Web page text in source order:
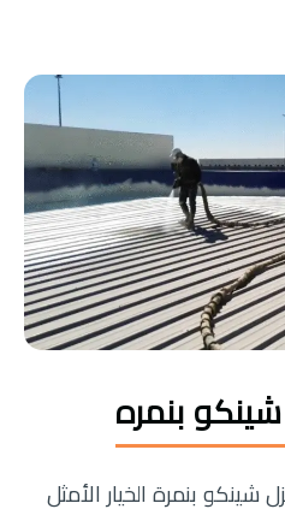
بنمره
شينكو بنمرة الخيار الأمثل